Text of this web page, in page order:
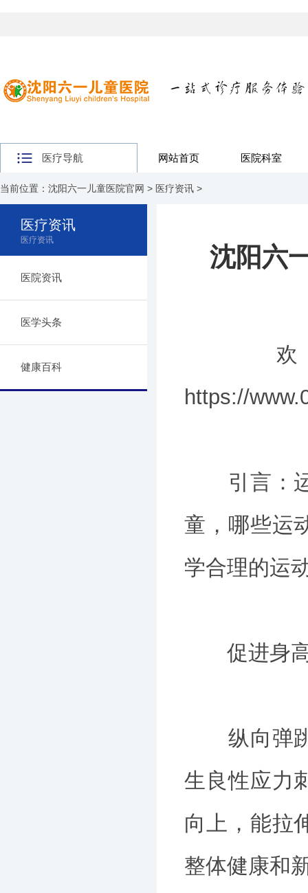
医疗导航 网站首页 医院科室
当前位置： 沈阳六一儿童医院官网 > 医疗资讯 >
医疗资讯
医疗资讯
医院资讯
医学头条
健康百科
沈阳六
欢迎
https://
引言：运
童，哪些运
学合理的运
促进身高
纵向弹跳
生良性应力
向上，能拉
整体健康和